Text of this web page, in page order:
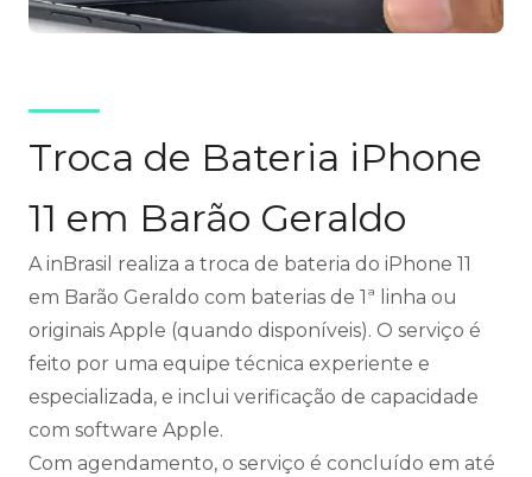
Troca de Bateria iPhone
11 em Barão Geraldo
A inBrasil realiza a troca de bateria do iPhone 11
em Barão Geraldo com baterias de 1ª linha ou
originais Apple (quando disponíveis). O serviço é
feito por uma equipe técnica experiente e
especializada, e inclui verificação de capacidade
com software Apple.
Com agendamento, o serviço é concluído em até